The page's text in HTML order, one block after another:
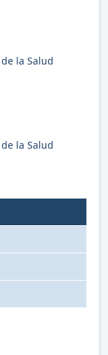
la Salud
la Salud